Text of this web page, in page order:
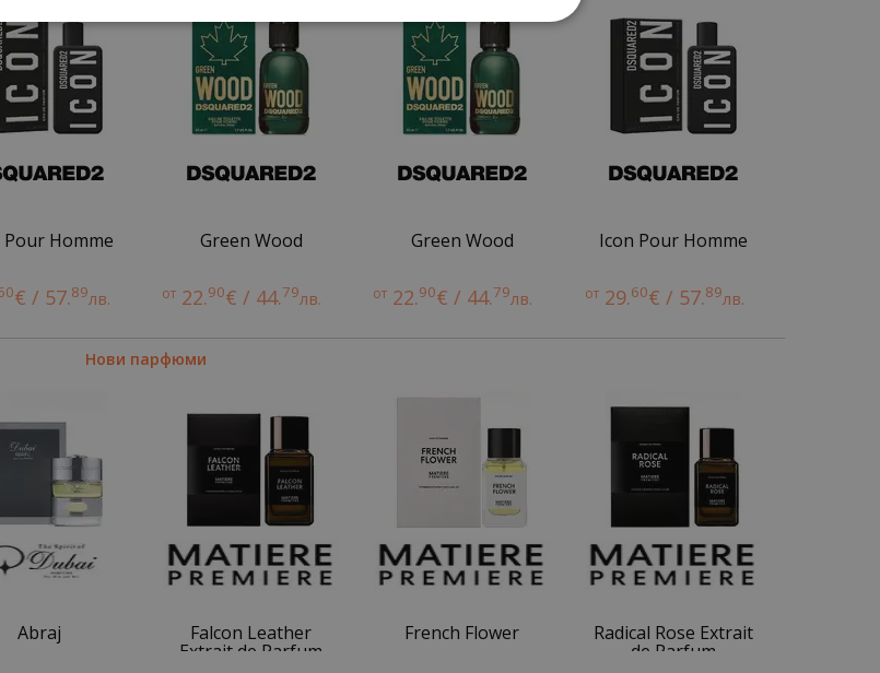
Pour Homme
€ / 57.89лв.
Green Wood
от 22.90€ / 44.79лв.
Green Wood
от 22.90€ / 44.79лв.
Icon Pour Homme
от 29.60€ / 57.89лв.
Нови парфюми
Abraj Falcon Leather
Extrait de Parfum
French Flower Radical Rose Extrait
de Parfum